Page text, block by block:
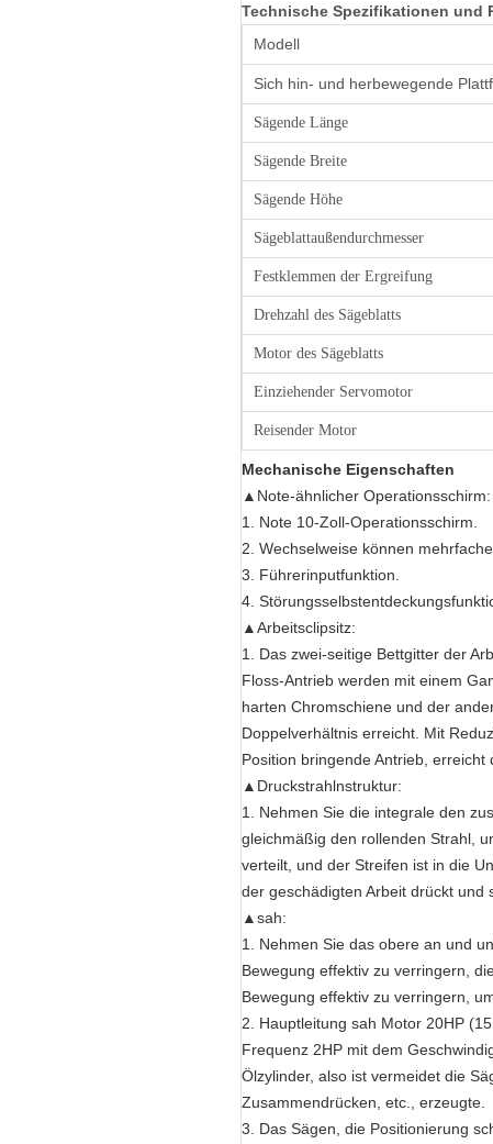
Technische Spezifikationen und
Modell
Sich hin- und herbewegende
Sägende Länge
Sägende Breite
Sägende Höhe
Sägeblattaußendurchmesser
Festklemmen der Ergreifung
Drehzahl des Sägeblatts
Motor des Sägeblatts
Einziehender Servomotor
Reisender Motor
Mechanische Eigenschaften
▲ Note-ähnlicher Operationsschirm:
1. Note 10-Zoll-Operationsschirm.
2. Wechselweise können
3. Führerinputfunktion.
4.
▲Arbeitsclipsitz:
1. Das zwei-seitige Bettgitter der
Floss-Antrieb werden mit einem
harten Chromschiene und der
Doppelverhältnis erreicht. Mit
Position bringende Antrieb,
▲Druckstrahlnstruktur:
1. Nehmen Sie die integrale den
gleichmäßig den rollenden Strahl,
verteilt, und der Streifen ist in die
der geschädigten Arbeit drückt und
▲sah:
1. Nehmen Sie das obere an und
Bewegung effektiv zu verringern,
Bewegung effektiv zu verringern,
2. Hauptleitung sah Motor 20HP
Frequenz 2HP mit dem
Ölzylinder, also ist vermeidet die
Zusammendrücken, etc., erzeugte.
3. Das Sägen, die Positionierung